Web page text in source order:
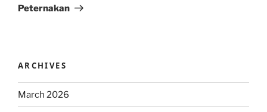
Peternakan
ARCHIVES
March 2026